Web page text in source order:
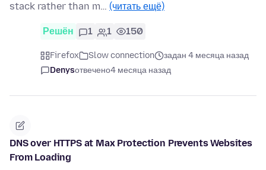
stack rather than m… (читать ещё)
Решён 1 1 150
Firefox Slow connection
задан 4 месяца назад
Denysотвечено4 месяца назад
DNS over HTTPS at Max Protection Prevents Websites
From Loading